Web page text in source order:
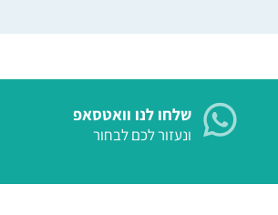
שלחו לנו וואטסאפ
ונעזור לכם לבחור